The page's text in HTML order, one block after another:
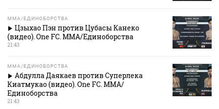
MMA/ЕДИНОБОРСТВА
Цзыхао Пэн против Цубасы Канеко
(видео). One FC. MMA/Единоборства
21:43
MMA/ЕДИНОБОРСТВА
Абдулла Даякаев против Суперлека
Киатмукао (видео). One FC. MMA/
Единоборства
21:43